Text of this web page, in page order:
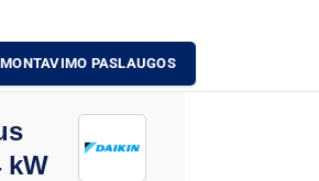
MONTAVIMO PASLAUGOS
kW